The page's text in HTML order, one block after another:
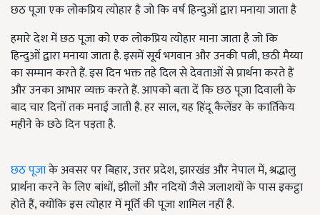
छठ पूजा एक लोकप्रिय त्योहार है जो कि वर्ष हिन्दुओं द्वारा मनाया जाता है
हमारे देश में छठ पूजा को एक लोकप्रिय त्योहार माना जाता है जो कि
हिन्दुओं द्वारा मनाया जाता है. इसमें सूर्य भगवान और उनकी पत्नी,छठी मैय्या
का सम्मान करते हैं. इस दिन भक्त तहे दिल से देवताओं से प्रार्थना करते हैं
और उनका आभार व्यक्त करते हैं. आपको बता दें कि छठ पूजा दिवाली के
बाद चार दिनों तक मनाई जाती है. हर साल,यह हिंदू कैलेंडर के कार्तिकेय
महीने के छठे दिन पड़ता है.
छठ पूजाके अवसर पर बिहार,उत्तर प्रदेश,झारखंड और नेपाल में,श्रद्धालु
प्रार्थना करने के लिए बांधों,झीलों और नदियों जैसे जलाशयों के पास इकट्ठा
होते हैं,क्योंकि इस त्योहार में मूर्ति की पूजा शामिल नहीं है.